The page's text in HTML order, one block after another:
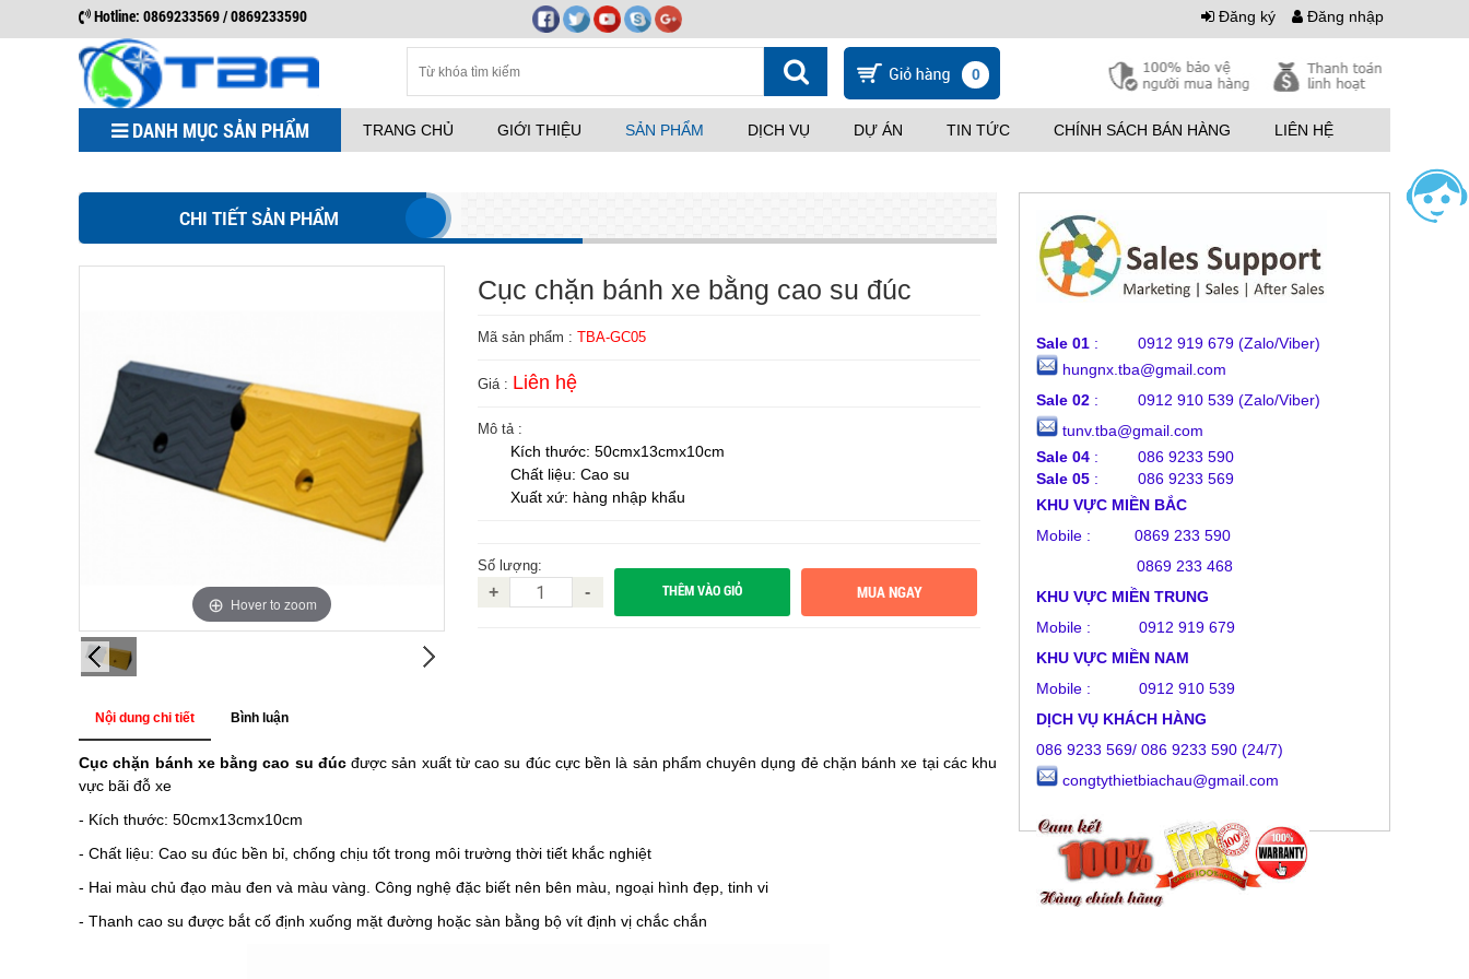
Hotline: 0869233569 / 0869233590 Đăng ký Đăng nhập
0
DANH MỤC SẢN PHẨM TRANG CHỦ GIỚI THIỆU SẢN PHẨM DỊCH VỤ DỰ ÁN TIN TỨC CHÍNH SÁCH BÁN HÀNG LIÊN HỆ
CHI TIẾT SẢN PHẨM
Hover to zoom
Cục chặn bánh xe bằng cao su đúc
Mã sản phẩm : TBA-GC05
Giá : Liên hệ
Mô tả :
Kích thước: 50cmx13cmx10cm
Chất liệu: Cao su
Xuất xứ: hàng nhập khẩu
Số lượng:
+ - THÊM VÀO GIỎ
Nội dung chi tiết Bình luận
Cục chặn bánh xe bằng cao su đúcđược sản xuất từ cao su đúc cực bền là sản phẩm chuyên dụng đẻ chặn bánh xe tại các khu
vực bãi đỗ xe
- Kích thước: 50cmx13cmx10cm
- Chất liệu: Cao su đúc bền bỉ, chống chịu tốt trong môi trường thời tiết khắc nghiệt
- Hai màu chủ đạo màu đen và màu vàng. Công nghệ đặc biết nên bên màu, ngoại hình đẹp, tinh vi
- Thanh cao su được bắt cố định xuống mặt đường hoặc sàn bằng bộ vít định vị chắc chắn
Sale 01 : 0912 919 679 (Zalo/Viber)
hungnx.tba@gmail.com
Sale 02 : 0912 910 539 (Zalo/Viber)
tunv.tba@gmail.com
Sale 04 : 086 9233 590
Sale 05 : 086 9233 569
KHU VỰC MIỀN BẮC
Mobile : 0869 233 590
0869 233 468
KHU VỰC MIỀN TRUNG
Mobile : 0912 919 679
KHU VỰC MIỀN NAM
Mobile : 0912 910 539
DỊCH VỤ KHÁCH HÀNG
086 9233 569/ 086 9233 590 (24/7)
congtythietbiachau@gmail.com